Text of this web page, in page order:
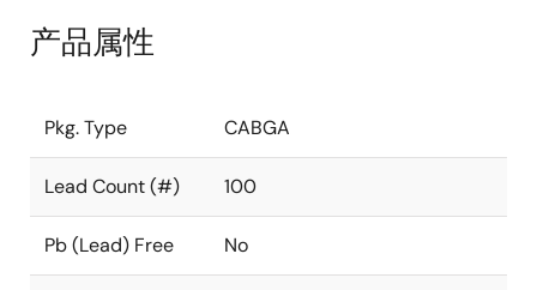
产品属性
Pkg. Type CABGA
Lead Count (#) 100
Pb (Lead) Free No